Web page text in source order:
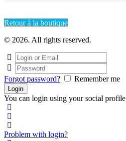
Retour à la boutique
© 2026. All rights reserved.
Forgot password? Remember me
You can login using your social profile
Problem with login?